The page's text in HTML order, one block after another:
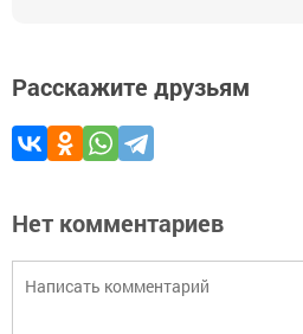
Расскажите друзьям
Нет комментариев